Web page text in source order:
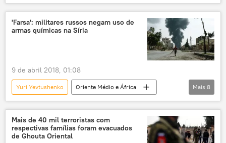
Defesa
Rússia
Rostec
Forças Armadas
tecnologia militar
equipamento militar
drone
'Farsa': militares russos negam uso de
armas químicas na Síria
9 de abril 2018, 01:08
Yuri Yevtushenko
Oriente Médio e África
Mundo
Notícias
Duma
Síria
Donald Trump
guerra da Síria
EUA
Rússia
Mais 8
Mais de 40 mil terroristas com
respectivas famílias foram evacuados
de Ghouta Oriental